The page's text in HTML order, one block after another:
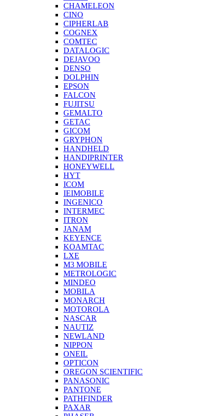
CHAMELEON
CINO
CIPHERLAB
COGNEX
COMTEC
DATALOGIC
DEJAVOO
DENSO
DOLPHIN
EPSON
FALCON
FUJITSU
GEMALTO
GETAC
GICOM
GRYPHON
HANDHELD
HANDIPRINTER
HONEYWELL
HYT
ICOM
IEIMOBILE
INGENICO
INTERMEC
ITRON
JANAM
KEYENCE
KOAMTAC
LXE
M3 MOBILE
METROLOGIC
MINDEO
MOBILA
MONARCH
MOTOROLA
NASCAR
NAUTIZ
NEWLAND
NIPPON
ONEIL
OPTICON
OREGON SCIENTIFIC
PANASONIC
PANTONE
PATHFINDER
PAXAR